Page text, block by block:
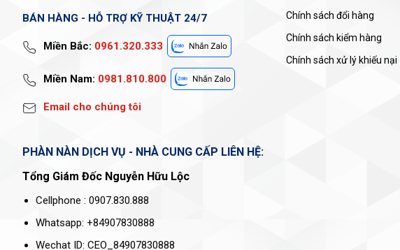
BÁN HÀNG - HỖ TRỢ KỸ THUẬT 24/7
Miền Bắc: 0961.320.333
Miền Nam: 0981.810.800
Email cho chúng tôi
PHÀN NÀN DỊCH VỤ - NHÀ CUNG CẤP LIÊN HỆ:
Tổng Giám Đốc Nguyễn Hữu Lộc
Cellphone : 0907.830.888
Whatsapp: +84907830888
Wechat ID: CEO_84907830888
Chính sách đổi hàng
Chính sách kiểm hàng
Chính sách xử lý khiếu nại